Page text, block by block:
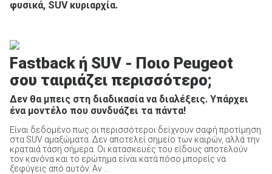
ΑΝΑΖΗΤΗΣΗ
Μεταχειρισμένα
φυσικά, SUV κυριαρχία.
Fastback ή SUV - Ποιο Peugeot
σου ταιριάζει περισσότερο;
Δεν θα μπεις στη διαδικασία να διαλέξεις. Υπάρχει
ένα μοντέλο που συνδυάζει τα πάντα!
Είναι δεδομένο πως οι περισσότεροι δείχνουν σαφή προτίμηση
στα SUV αμαξώματα. Δεν αποτελεί σημείο των καιρών, αλλά την
κραταιά τάση σήμερα. Οι κατασκευές του είδους αποτελούν
τον κανόνα και το ερώτημα είναι κατά πόσο μπορείς να
ξεφύγεις από αυτόν. Αν ...